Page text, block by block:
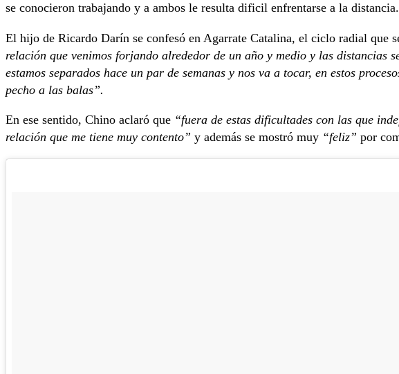
se conocieron trabajando y a ambos le resulta dificil enfrentarse a la distancia.
El hijo de Ricardo Darín se confesó en Agarrate Catalina, el ciclo radial que
relación que venimos forjando alrededor de un año y medio y las distancias
estamos separados hace un par de semanas y nos va a tocar, en estos
pecho a las balas”.
En ese sentido, Chino aclaró que “fuera de estas dificultades con las que
relación que me tiene muy contento” y además se mostró muy “feliz” por